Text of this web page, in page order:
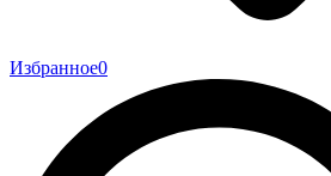
Избранное0